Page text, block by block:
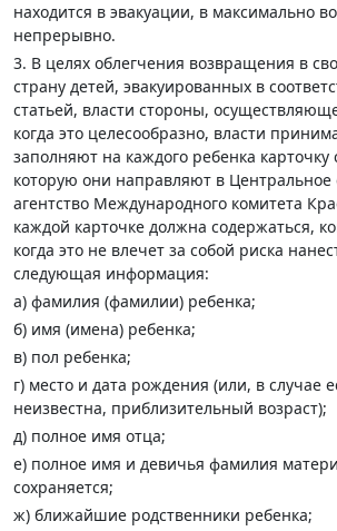
находится в эвакуации, в максимально
непрерывно.
3. В целях облегчения возвращения в
страну детей, эвакуированных в
статьей, власти стороны,
когда это целесообразно, власти
заполняют на каждого ребенка
которую они направляют в Центральное
агентство Международного комитета
каждой карточке должна содержаться,
когда это не влечет за собой риска
следующая информация:
а) фамилия (фамилии) ребенка;
б) имя (имена) ребенка;
в) пол ребенка;
г) место и дата рождения (или, в случае
неизвестна, приблизительный возраст);
д) полное имя отца;
е) полное имя и девичья фамилия
сохраняется;
ж) ближайшие родственники ребенка;